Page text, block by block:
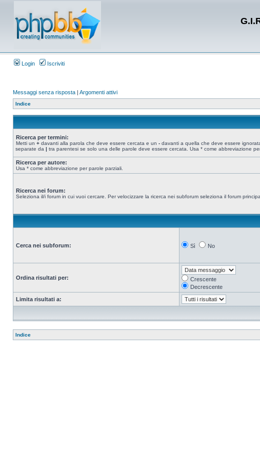
Login Iscriviti
Messaggi senza risposta | Argomenti attivi
Indice
Ricerca per termini:
Metti un + davanti alla parola che deve essere cercata e un - davanti a quella che deve essere
separate da | tra parentesi se solo una delle parole deve essere cercata. Usa * come abbreviazione
Ricerca per autore:
Usa * come abbreviazione per parole parziali.
Ricerca nei forum:
Seleziona il/i forum in cui vuoi cercare. Per velocizzare la ricerca nei subforum seleziona il forum
Cerca nei subforum: Sì No
Ordina risultati per:
Crescente
Decrescente
Limita risultati a:
Indice